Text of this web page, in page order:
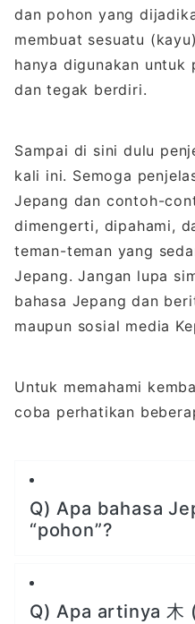
dan pohon yang
membuat sesuatu
hanya digunakan untuk
dan tegak berdiri.
Sampai di sini dulu
kali ini. Semoga
Jepang dan contoh-
dimengerti, dipahami,
teman-teman yang
Jepang. Jangan lupa
bahasa Jepang dan
maupun sosial media
Untuk memahami
coba perhatikan
Q) Apa bahasa
“pohon”?
Q) Apa artinya 木